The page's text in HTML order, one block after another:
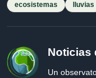
ecosistemas
lluvias
Noticias
Un